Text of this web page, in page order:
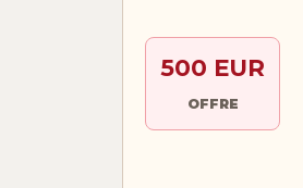
500 EUR
OFFRE